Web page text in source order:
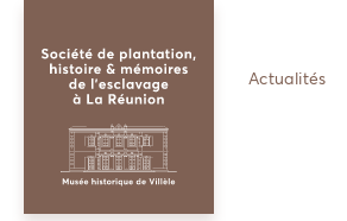
Actualités